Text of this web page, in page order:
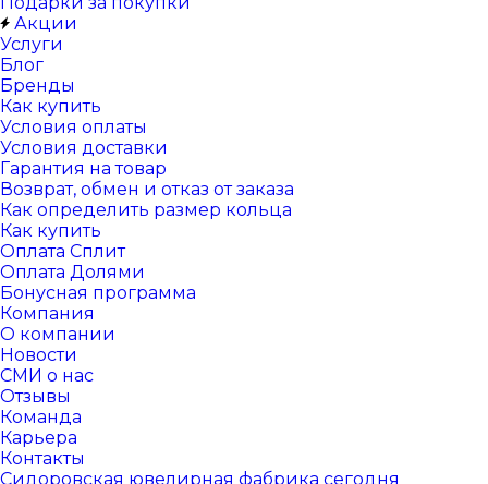
Акции
Услуги
Блог
Бренды
Как купить
Условия оплаты
Условия доставки
Гарантия на товар
Возврат, обмен и отказ от заказа
Как определить размер кольца
Как купить
Оплата Сплит
Оплата Долями
Бонусная программа
Компания
О компании
Новости
СМИ о нас
Отзывы
Команда
Карьера
Контакты
Сидоровская ювелирная фабрика сегодня